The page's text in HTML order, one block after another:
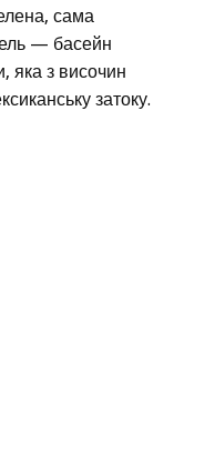
сама
— басейн
яка з височин
затоку.